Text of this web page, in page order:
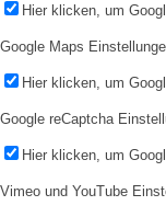
Hier klicken, um
Google Maps
Hier klicken, um
Google reCaptcha
Hier klicken, um
Vimeo und YouTube